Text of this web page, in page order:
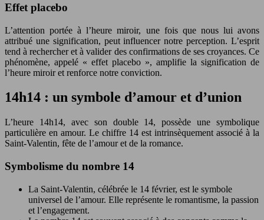
Effet placebo
L’attention portée à l’heure miroir, une fois que nous lui avons
attribué une signification, peut influencer notre perception. L’esprit
tend à rechercher et à valider des confirmations de ses croyances. Ce
phénomène, appelé « effet placebo », amplifie la signification de
l’heure miroir et renforce notre conviction.
14h14 : un symbole d’amour et d’union
L’heure 14h14, avec son double 14, possède une symbolique
particulière en amour. Le chiffre 14 est intrinsèquement associé à la
Saint-Valentin, fête de l’amour et de la romance.
Symbolisme du nombre 14
La Saint-Valentin, célébrée le 14 février, est le symbole
universel de l’amour. Elle représente le romantisme, la passion
et l’engagement.